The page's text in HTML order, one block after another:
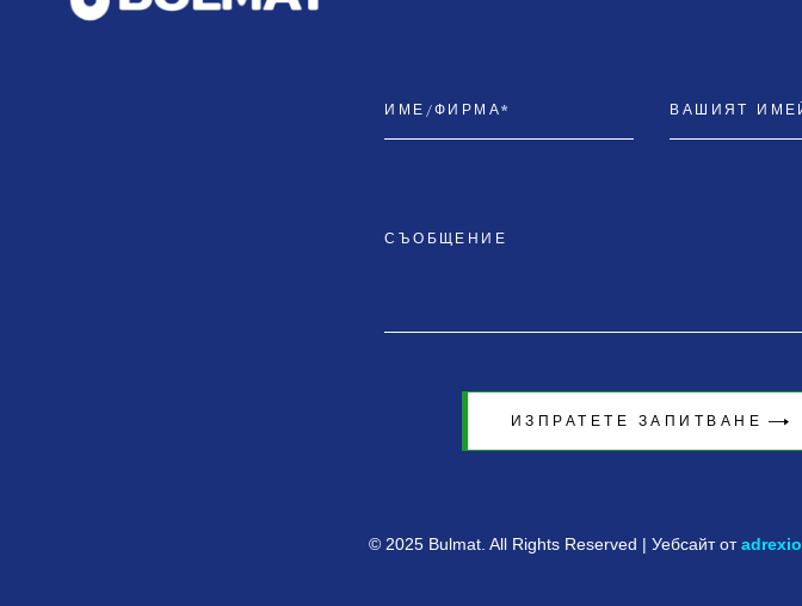
ИЗПРАТЕТЕ ЗАПИТВАНЕ
© 2025 Bulmat. All Rights Reserved | Уебсайт отadrexio